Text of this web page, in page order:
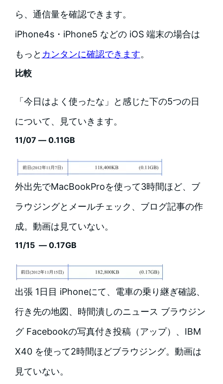
ら、通信量を確認できます。
iPhone4s・iPhone5 などの iOS 端末の場合は
もっと カンタンに確認できます。
比較
「今日はよく使ったな」と感じた下の5つの日
について、見ていきます。
11/07 — 0.11GB
外出先でMacBookProを使って3時間ほど、ブ
ラウジングとメールチェック、ブログ記事の作
成。動画は見ていない。
11/15 — 0.17GB
出張 1日目 iPhoneにて、電車の乗り継ぎ確認、
行き先の地図、時間潰しのニュース ブラウジン
グ Facebookの写真付き投稿（アップ）、IBM
X40 を使って2時間ほどブラウジング。動画は
見ていない。